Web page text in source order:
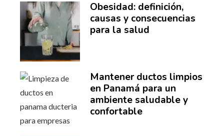
Obesidad: definición,
causas y consecuencias
para la salud
Mantener ductos limpios
en Panamá para un
ambiente saludable y
confortable